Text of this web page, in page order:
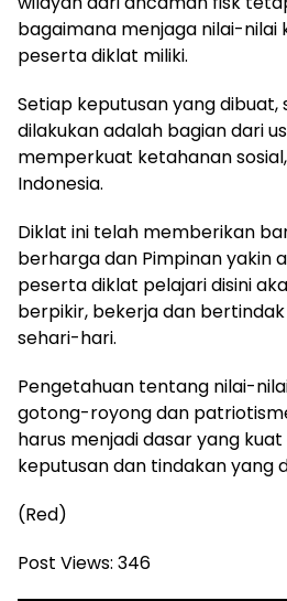
bagaimana menjaga nilai-nilai
peserta diklat miliki.
Setiap keputusan yang
dilakukan adalah bagian dari
memperkuat ketahanan
Indonesia.
Diklat ini telah memberikan
berharga dan Pimpinan yakin
peserta diklat pelajari disini
berpikir, bekerja dan
sehari-hari.
Pengetahuan tentang nilai-
gotong-royong dan
harus menjadi dasar yang
keputusan dan tindakan yang
(Red)
Post Views: 346